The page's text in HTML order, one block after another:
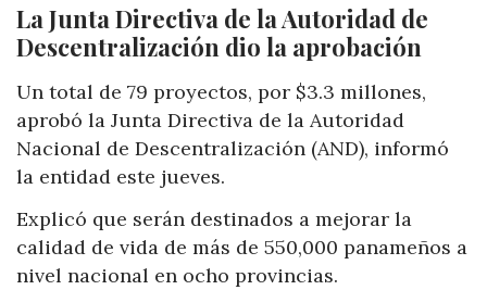
La Junta Directiva de la Autoridad de
Descentralización dio la aprobación
Un total de 79 proyectos, por $3.3 millones,
aprobó la Junta Directiva de la Autoridad
Nacional de Descentralización (AND), informó
la entidad este jueves.
Explicó que serán destinados a mejorar la
calidad de vida de más de 550,000 panameños a
nivel nacional en ocho provincias.